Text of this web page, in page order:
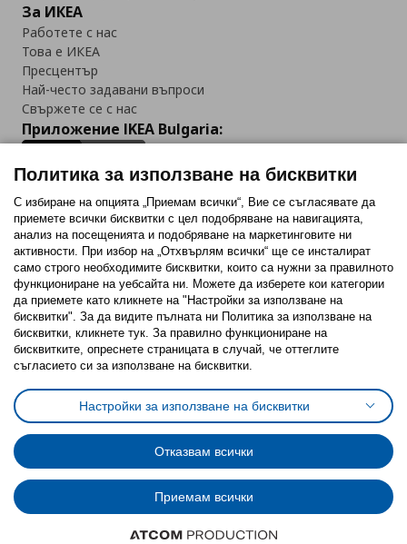
За ИКЕА
Работете с нас
Това е ИКЕА
Пресцентър
Най-често задавани въпроси
Свържете се с нас
Приложение IKEA Bulgaria:
Последвайте ни:
FacebookTwitterYoutubePinterestInstagram
Политика за използване на бисквитки (Cookies)
Избор на настройки за използване на бисквитки
Условия за ползване на ikea.bgОбща политика за личните данни
Политика за защита на личните данни на ikea.bg
Общи условия на програма IKEA Family
Политика за защита на лични данни на програма IKEA Family
© Inter-IKEA Systems B.V. 1999 - 2025
Политика за използване на бисквитки
С избиране на опцията „Приемам всички“, Вие се съгласявате да
приемете всички бисквитки с цел подобряване на навигацията,
анализ на посещенията и подобряване на маркетинговите ни
активности. При избор на „Отхвърлям всички“ ще се инсталират
само строго необходимитe бисквитки, които са нужни за правилното
функциониране на уебсайта ни. Можете да изберете кои категории
да приемете като кликнете на "Настройки за използване на
бисквитки". За да видите пълната ни Политика за използване на
бисквитки, кликнете тук. За правилно функциониране на
бисквитките, опреснете страницата в случай, че оттеглите
съгласието си за използване на бисквитки.
Настройки за използване на бисквитки
Отказвам всички
Приемам всички